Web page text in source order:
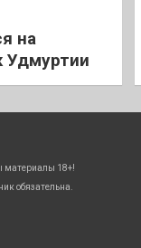
на
Удмуртии
материалы 18+!
обязательна.